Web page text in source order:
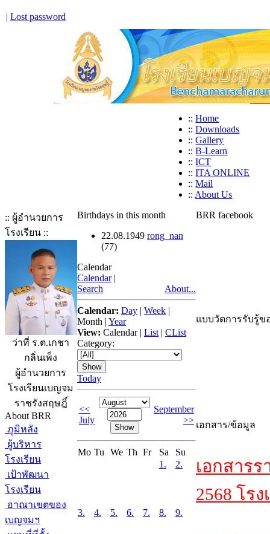
| Lost password
:: Home
:: Downloads
:: Gallery
:: B-Learn
:: ICT
:: ITA ONLINE
:: Mail
:: About Us
:: ผู้อำนวยการ
โรงเรียน ::
ว่าที่ ร.ต.เกชา
กลิ่นเพ็ง
ผู้อำนวยการ
โรงเรียนเบญจม
ราชรังสฤษฎิ์
About BRR
ภูมิหลัง
ผู้บริหาร
โรงเรียน
เป้าพัฒนา
โรงเรียน
อาณาเขตของ
เบญจมฯ
Birthdays in this month
22.08.1949 rong_nan
(77)
Calendar
Calendar |
Search
About...
Calendar: Day | Week |
Month | Year
View: Calendar| List | CList
Category:
Today
<<
July
September
>>
Mo Tu We Th Fr Sa
Su
1.
2.
3. 4. 5. 6. 7. 8. 9.
BRR facebook
แบบวัดการรับรู้ข
เอกสาร/ข้อมูล
เอกสาร
2568 โร